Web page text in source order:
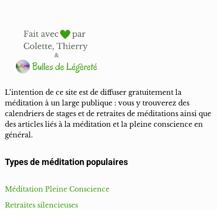
L’intention de ce site est de diffuser gratuitement la
méditation à un large publique : vous y trouverez des
calendriers de stages et de retraites de méditations ainsi que
des articles liés à la méditation et la pleine conscience en
général.
Types de méditation populaires
Méditation Pleine Conscience
Retraites silencieuses